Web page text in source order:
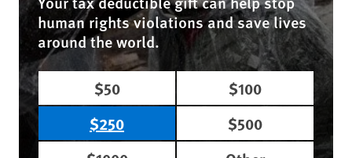
human rights violations and save lives
around the world.
$50
$100
$250
$500